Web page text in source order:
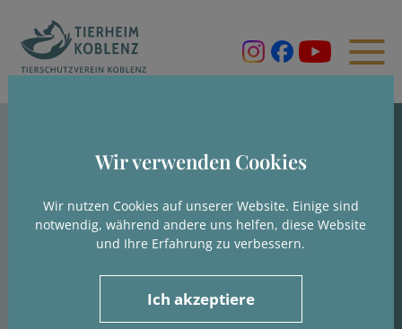
Wir verwenden Cookies
Wir nutzen Cookies auf unserer Website. Einige sind
notwendig, während andere uns helfen, diese Website
und Ihre Erfahrung zu verbessern.
Ich akzeptiere